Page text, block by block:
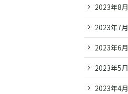
2023年8月
2023年7月
2023年6月
2023年5月
2023年4月